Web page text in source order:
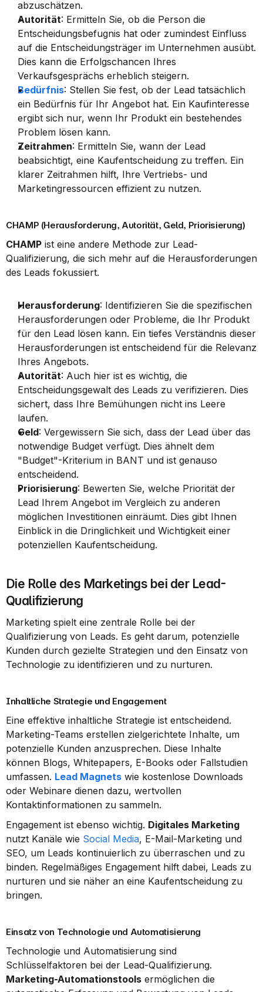
abzuschätzen.
Autorität: Ermitteln Sie, ob die Person die
Entscheidungsbefugnis hat oder zumindest Einfluss
auf die Entscheidungsträger im Unternehmen ausübt.
Dies kann die Erfolgschancen Ihres
Verkaufsgesprächs erheblich steigern.
Bedürfnis: Stellen Sie fest, ob der Lead tatsächlich
ein Bedürfnis für Ihr Angebot hat. Ein Kaufinteresse
ergibt sich nur, wenn Ihr Produkt ein bestehendes
Problem lösen kann.
Zeitrahmen: Ermitteln Sie, wann der Lead
beabsichtigt, eine Kaufentscheidung zu treffen. Ein
klarer Zeitrahmen hilft, Ihre Vertriebs- und
Marketingressourcen effizient zu nutzen.
CHAMP (Herausforderung, Autorität, Geld, Priorisierung)
CHAMP ist eine andere Methode zur Lead-
Qualifizierung, die sich mehr auf die Herausforderungen
des Leads fokussiert.
Herausforderung: Identifizieren Sie die spezifischen
Herausforderungen oder Probleme, die Ihr Produkt
für den Lead lösen kann. Ein tiefes Verständnis dieser
Herausforderungen ist entscheidend für die Relevanz
Ihres Angebots.
Autorität: Auch hier ist es wichtig, die
Entscheidungsgewalt des Leads zu verifizieren. Dies
sichert, dass Ihre Bemühungen nicht ins Leere
laufen.
Geld: Vergewissern Sie sich, dass der Lead über das
notwendige Budget verfügt. Dies ähnelt dem
"Budget"-Kriterium in BANT und ist genauso
entscheidend.
Priorisierung: Bewerten Sie, welche Priorität der
Lead Ihrem Angebot im Vergleich zu anderen
möglichen Investitionen einräumt. Dies gibt Ihnen
Einblick in die Dringlichkeit und Wichtigkeit einer
potenziellen Kaufentscheidung.
Die Rolle des Marketings bei der Lead-
Qualifizierung
Marketing spielt eine zentrale Rolle bei der
Qualifizierung von Leads. Es geht darum, potenzielle
Kunden durch gezielte Strategien und den Einsatz von
Technologie zu identifizieren und zu nurturen.
Inhaltliche Strategie und Engagement
Eine effektive inhaltliche Strategie ist entscheidend.
Marketing-Teams erstellen zielgerichtete Inhalte, um
potenzielle Kunden anzusprechen. Diese Inhalte
können Blogs, Whitepapers, E-Books oder Fallstudien
umfassen. Lead Magnets wie kostenlose Downloads
oder Webinare dienen dazu, wertvollen
Kontaktinformationen zu sammeln.
Engagement ist ebenso wichtig. Digitales Marketing
nutzt Kanäle wie Social Media, E-Mail-Marketing und
SEO, um Leads kontinuierlich zu überraschen und zu
binden. Regelmäßiges Engagement hilft dabei, Leads zu
nurturen und sie näher an eine Kaufentscheidung zu
bringen.
Einsatz von Technologie und Automatisierung
Technologie und Automatisierung sind
Marketing-Automationstools ermöglichen die